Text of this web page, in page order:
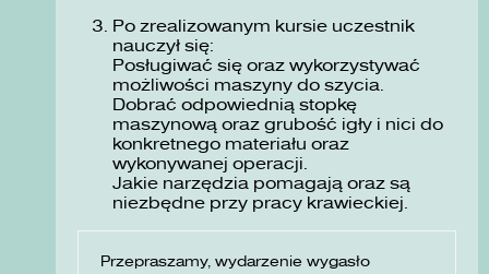
Po zrealizowanym kursie uczestnik
nauczył się:
Posługiwać się oraz wykorzystywać
możliwości maszyny do szycia.
Dobrać odpowiednią stopkę
maszynową oraz grubość igły i nici do
konkretnego materiału oraz
wykonywanej operacji.
Jakie narzędzia pomagają oraz są
niezbędne przy pracy krawieckiej.
Przepraszamy, wydarzenie wygasło